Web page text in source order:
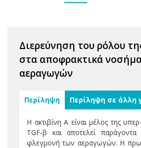
Διερεύνηση του ρόλου
στα αποφρακτικά
αεραγωγών
Περίληψη Περίληψη σε άλλη
Η ακτιβίνη Α είναι μέλος της
TGF-β και αποτελεί παράγοντα
φλεγμονή των αεραγωγών. Η